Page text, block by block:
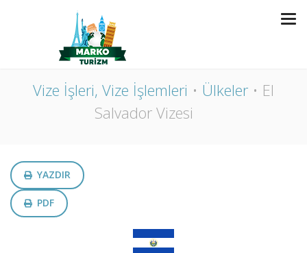
EL SALVADOR VIZESI
Vize İşleri, Vize İşlemleri Ülkeler
El
Salvador Vizesi
YAZDIR
PDF